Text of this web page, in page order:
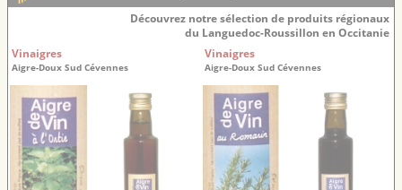
Découvrez notre sélection de produits régionaux
du Languedoc-Roussillon en Occitanie
Vinaigres
Aigre-Doux Sud Cévennes
Vinaigres
Aigre-Doux Sud Cévennes